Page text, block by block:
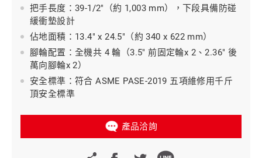
把手長度：39-1/2"（約 1,003 mm），下段具備防碰
緩衝墊設計
佔地面積：13.4" x 24.5"（約 340 x 622 mm）
腳輪配置：全機共 4 輪（3.5" 前固定輪x 2、2.36" 後
萬向腳輪x 2）
安全標準：符合 ASME PASE-2019 五項維修用千斤
頂安全標準
產品洽詢